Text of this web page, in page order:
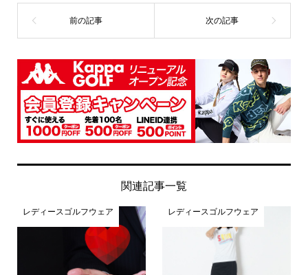
関連記事一覧
レディースゴルフウェア レディースゴルフウェア